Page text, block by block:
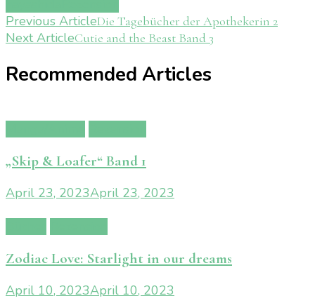
Post
Navigation
Previous ArticleDie Tagebücher der Apothekerin 2
Next ArticleCutie and the Beast Band 3
Recommended Articles
„Skip & Loafer“ Band 1
April 23, 2023April 23, 2023
Zodiac Love: Starlight in our dreams
April 10, 2023April 10, 2023